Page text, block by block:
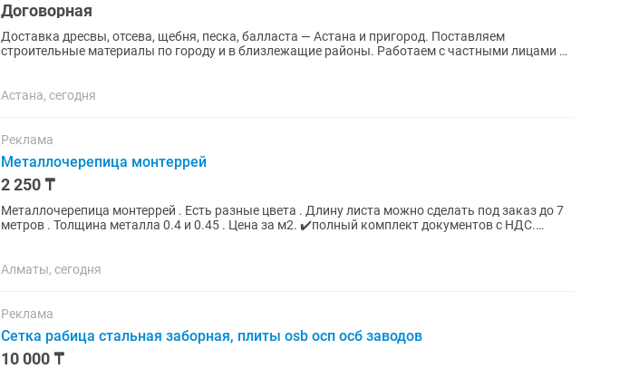
Договорная
Доставка дресвы, отсева, щебня, песка, балласта — Астана и пригород. Поставляем
строительные материалы по городу и в близлежащие районы. Работаем с частными лицами и
Астана, сегодня
Реклама
Металлочерепица монтеррей
2 250 ₸
Металлочерепица монтеррей . Есть разные цвета . Длину листа можно сделать под заказ до 7
метров . Толщина металла 0.4 и 0.45 . Цена за м2. ✔️полный комплект документов с НДС.
Алматы, сегодня
Реклама
Сетка рабица стальная заборная, плиты osb осп осб заводов
10 000 ₸